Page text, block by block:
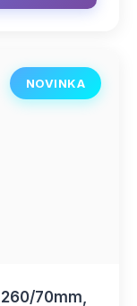
NOVINKA
70mm,